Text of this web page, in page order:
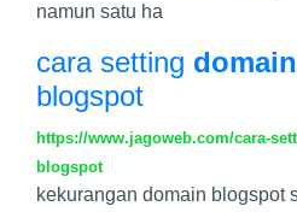
namun satu ha
cara setting
blogspot
https://www.jagoweb.com/cara-
blogspot
kekurangan domain blogspot